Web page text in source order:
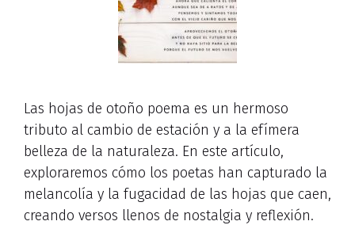
Las hojas de otoño poema es un hermoso
tributo al cambio de estación y a la efímera
belleza de la naturaleza. En este artículo,
exploraremos cómo los poetas han capturado la
melancolía y la fugacidad de las hojas que caen,
creando versos llenos de nostalgia y reflexión.